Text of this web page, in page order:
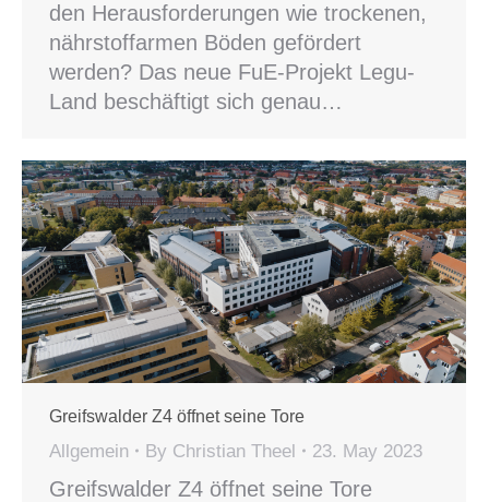
den Herausforderungen wie trockenen,
nährstoffarmen Böden gefördert
werden? Das neue FuE-Projekt Legu-
Land beschäftigt sich genau…
Greifswalder Z4 öffnet seine Tore
Allgemein By Christian Theel 23. May 2023
Greifswalder Z4 öffnet seine Tore